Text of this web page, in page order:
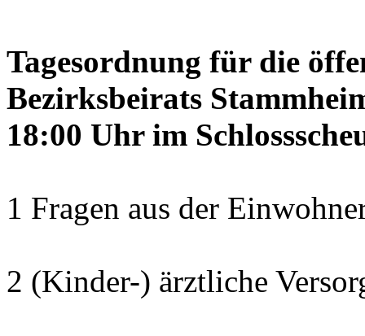
Tagesordnung für die
Bezirksbeirats
18:00 Uhr im
1 Fragen aus der
2 (Kinder-) ärztliche